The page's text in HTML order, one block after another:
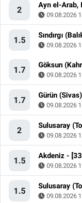
2
09.08.2026
1.5 Sındırgı
09.08.2026
1.7 Göksun
09.08.2026
1.7 Gürün (Sivas)
09.08.2026
2 Sulusaray
09.08.2026
1.5 Akdeniz -
09.08.2026
1.5 Sulusaray
09.08.2026